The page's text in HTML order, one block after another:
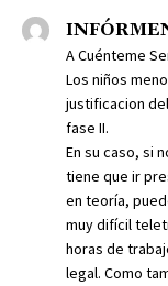
A Cuénteme
Los niños
justificacion
fase II.
En su caso, si
tiene que ir
en teoría,
muy difícil
horas de
legal. Como